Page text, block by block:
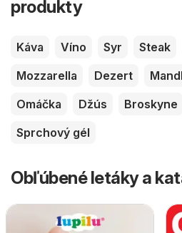
produkty
Káva Víno Syr Steak
Mozzarella
Dezert
Omáčka
Džús Broskyne
Sprchový gél
Obľúbené letáky a